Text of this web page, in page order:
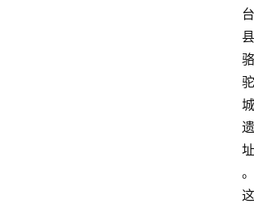
台
县
骆
驼
城
遗
址
。
这